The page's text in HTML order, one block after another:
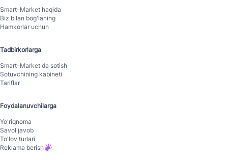
Smart-Mаrket haqida
Biz bilan bog'laning
Hamkorlar uchun
Tadbirkorlarga
Smart-Mаrket da sotish
Sotuvchining kabineti
Tariflar
Foydalanuvchilarga
Yo'riqnoma
Savol javob
To'lov turlari
Reklama berish